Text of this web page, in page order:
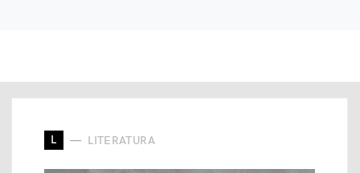
L LITERATURA